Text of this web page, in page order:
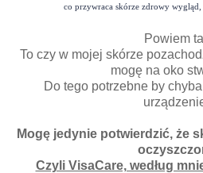
co przywraca skórze zdrowy
Powiem
To czy w mojej skórze
mogę na oko
Do tego potrzebne by
Mogę jedynie potwierdzić, że
Czyli VisaCare, według